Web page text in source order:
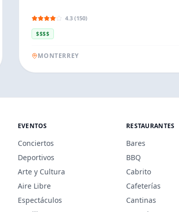
4.3 (150)
$$$$
MONTERREY
EVENTOS
Conciertos
Deportivos
Arte y Cultura
Aire Libre
Espectáculos
RESTAURANTES
Bares
BBQ
Cabrito
Cafeterías
Cantinas